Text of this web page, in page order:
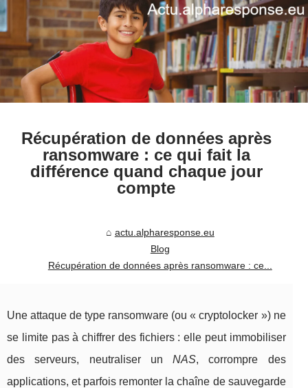
Récupération de données après
ransomware : ce qui fait la
différence quand chaque jour
compte
actu.alpharesponse.eu
Blog
Récupération de données après ransomware : ce...
Une attaque de type ransomware (ou « cryptolocker ») ne
se limite pas à chiffrer des fichiers : elle peut immobiliser
des serveurs, neutraliser unNAS, corrompre des
applications, et parfois remonter la chaîne de sauvegarde